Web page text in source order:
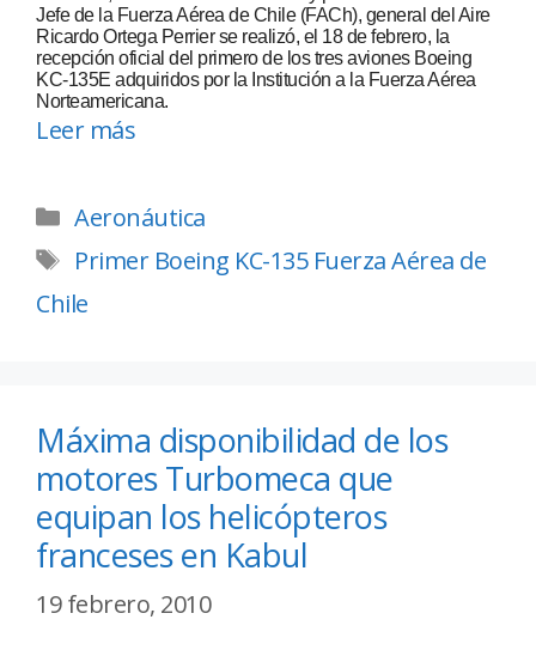
Jefe de la Fuerza Aérea de Chile (FACh), general del Aire
Ricardo Ortega Perrier se realizó, el 18 de febrero, la
recepción oficial del primero de los tres aviones Boeing
KC-135E adquiridos por la Institución a la Fuerza Aérea
Norteamericana.
Leer más
Aeronáutica
Primer Boeing KC-135 Fuerza Aérea de
Chile
Máxima disponibilidad de los
motores Turbomeca que
equipan los helicópteros
franceses en Kabul
19 febrero, 2010